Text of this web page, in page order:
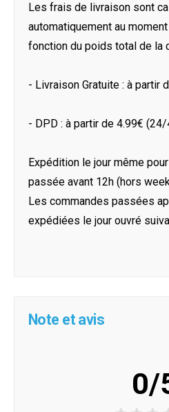
Les frais de livraison sont
automatiquement au
fonction du poids total de la
- Livraison Gratuite : à partir
- DPD : à partir de 4.99€
Expédition le jour même
passée avant 12h (hors
Les commandes passées
expédiées le jour ouvré
Note et avis
0/